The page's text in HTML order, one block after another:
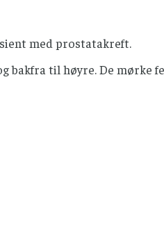
med prostatakreft.
bakfra til høyre. De mørke